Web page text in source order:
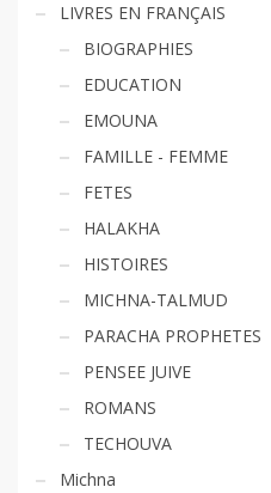
LIVRES EN FRANÇAIS
BIOGRAPHIES
EDUCATION
EMOUNA
FAMILLE - FEMME
FETES
HALAKHA
HISTOIRES
MICHNA-TALMUD
PARACHA PROPHETES
PENSEE JUIVE
ROMANS
TECHOUVA
Michna